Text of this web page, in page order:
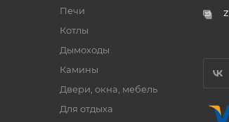
Печи
Котлы
Дымоходы
Камины
Двери, окна, мебель
Для отдыха